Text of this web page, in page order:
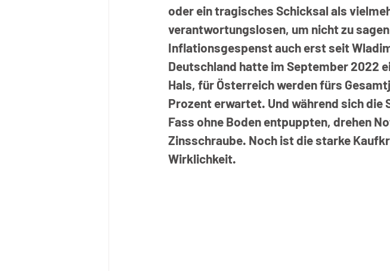
oder ein tragisches Schicksal als
verantwortungslosen, um nicht zu
Inflationsgespenst auch erst seit
Deutschland hatte im September 2022
Hals, für Österreich werden fürs
Prozent erwartet. Und während sich die
Fass ohne Boden entpuppten, drehen
Zinsschraube. Noch ist die starke
Wirklichkeit.